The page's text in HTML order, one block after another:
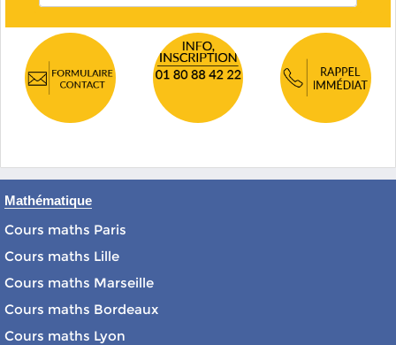
Mathématique
Cours maths Paris
Cours maths Lille
Cours maths Marseille
Cours maths Bordeaux
Cours maths Lyon